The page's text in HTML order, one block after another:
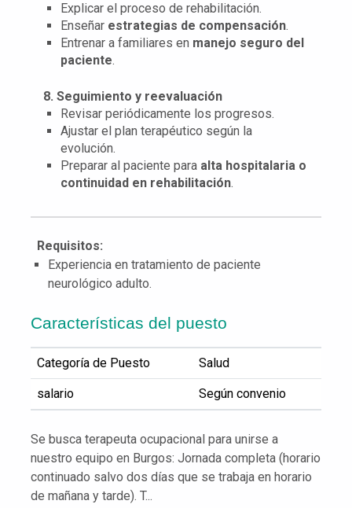
Explicar el proceso de rehabilitación.
Enseñar estrategias de compensación.
Entrenar a familiares en manejo seguro del
paciente.
8. Seguimiento y reevaluación
Revisar periódicamente los progresos.
Ajustar el plan terapéutico según la
evolución.
Preparar al paciente para alta hospitalaria o
continuidad en rehabilitación.
Requisitos:
Experiencia en tratamiento de paciente
neurológico adulto.
Características del puesto
Categoría de Puesto Salud
salario Según convenio
Se busca terapeuta ocupacional para unirse a
nuestro equipo en Burgos: Jornada completa (horario
continuado salvo dos días que se trabaja en horario
de mañana y tarde). T...